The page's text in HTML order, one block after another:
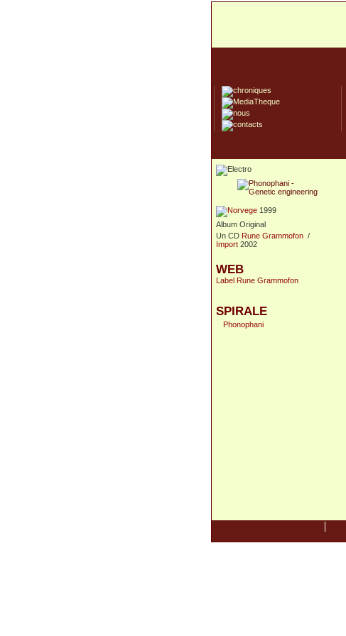
1999
Album Original
Un CD Rune Grammofon /
Import 2002
WEB
Label Rune Grammofon
SPIRALE
Phonophani